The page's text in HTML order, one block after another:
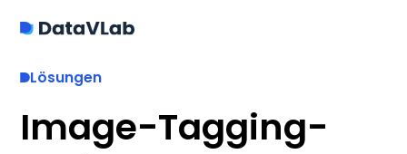
Lösungen
Image-Tagging-